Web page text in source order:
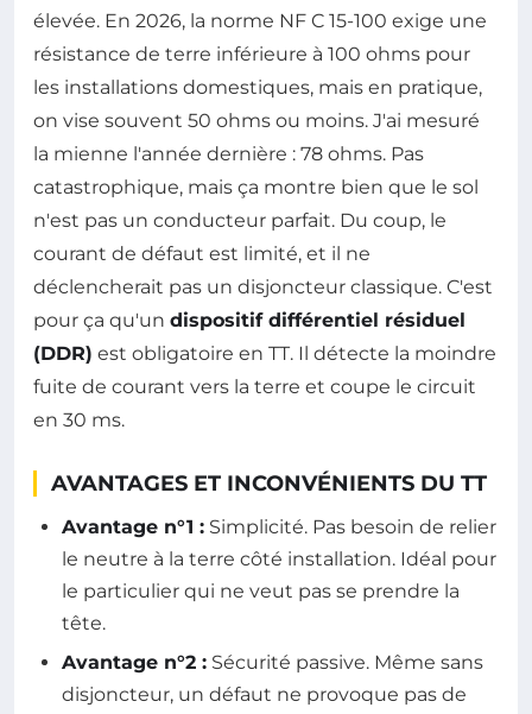
élevée. En 2026, la norme NF C 15-100 exige une
résistance de terre inférieure à 100 ohms pour
les installations domestiques, mais en pratique,
on vise souvent 50 ohms ou moins. J'ai mesuré
la mienne l'année dernière : 78 ohms. Pas
catastrophique, mais ça montre bien que le sol
n'est pas un conducteur parfait. Du coup, le
courant de défaut est limité, et il ne
déclencherait pas un disjoncteur classique. C'est
pour ça qu'un dispositif différentiel résiduel
(DDR) est obligatoire en TT. Il détecte la moindre
fuite de courant vers la terre et coupe le circuit
en 30 ms.
AVANTAGES ET INCONVÉNIENTS DU TT
Avantage n°1 : Simplicité. Pas besoin de relier
le neutre à la terre côté installation. Idéal pour
le particulier qui ne veut pas se prendre la
tête.
Avantage n°2 : Sécurité passive. Même sans
disjoncteur, un défaut ne provoque pas de